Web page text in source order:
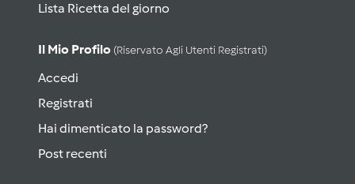
Lista Ricetta del giorno
Il Mio Profilo (riservato Agli Utenti Registrati)
Accedi
Registrati
Hai dimenticato la password?
Post recenti